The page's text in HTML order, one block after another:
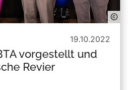
19.10.2022
vorgestellt und
Revier